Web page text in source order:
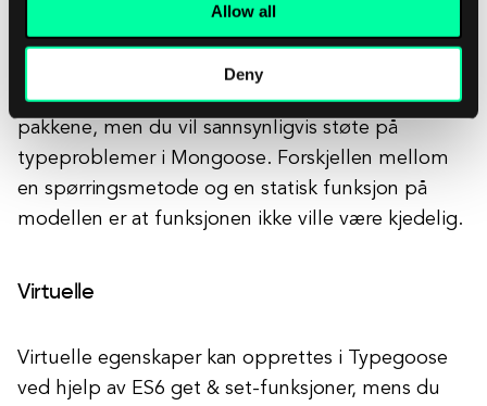
Allow all
Deny
Tilpassede spørringsmetoder
Du kan legge til tilpassede spørringer i begge
pakkene, men du vil sannsynligvis støte på
typeproblemer i Mongoose. Forskjellen mellom
en spørringsmetode og en statisk funksjon på
modellen er at funksjonen ikke ville være kjedelig.
Virtuelle
Virtuelle egenskaper kan opprettes i Typegoose
ved hjelp av ES6 get & set-funksjoner, mens du